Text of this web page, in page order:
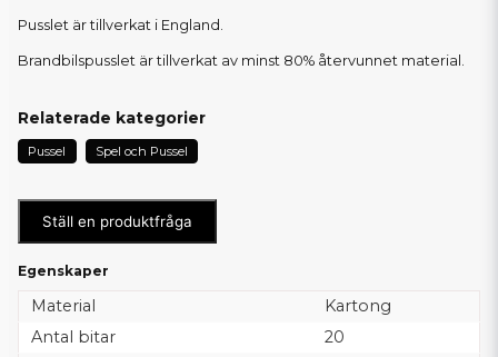
Pusslet är tillverkat i England.
Brandbilspusslet är tillverkat av minst 80% återvunnet material.
Relaterade kategorier
Pussel Spel och Pussel
Ställ en produktfråga
Egenskaper
Material
Kartong
Antal bitar
20